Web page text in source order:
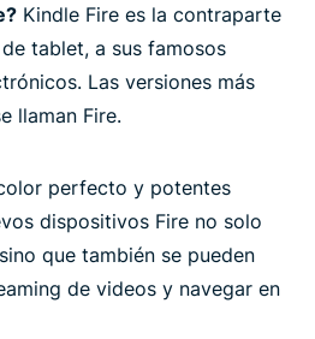
ExpressVPN para
para Kindle Fire, sin riesgos
Kindle Fire es la contraparte
tablet, a sus famosos
Las versiones más
llaman Fire.
perfecto y potentes
dispositivos Fire no solo
que también se pueden
de videos y navegar en